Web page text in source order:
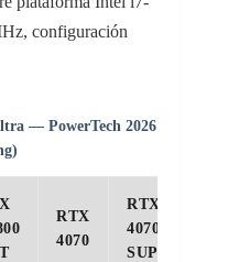
configuración
— PowerTech 2026 (sin
RTX
4070
RTX
4070
SUPER